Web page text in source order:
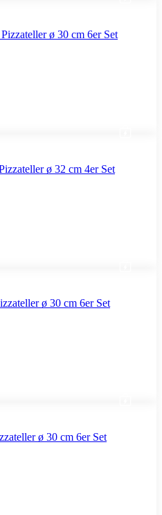
ø 30 cm 6er Set
ø 32 cm 4er Set
ø 30 cm 6er Set
ø 30 cm 6er Set